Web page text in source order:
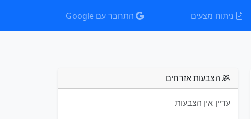
ניתוח מצעים התחבר עם Google
הצבעות אזרחים
עדיין אין הצבעות